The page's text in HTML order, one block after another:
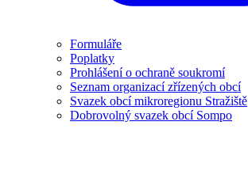
Formuláře
Poplatky
Prohlášení o ochraně soukromí
Seznam organizací zřízených obcí
Svazek obcí mikroregionu Stražiště
Dobrovolný svazek obcí Sompo